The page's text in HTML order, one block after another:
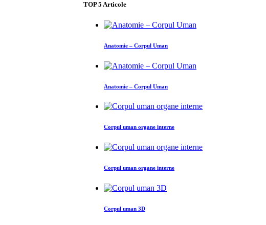
TOP5 Articole
Anatomie – Corpul Uman
Anatomie – Corpul Uman
Corpul uman organe interne
Corpul uman organe interne
Corpul uman 3D